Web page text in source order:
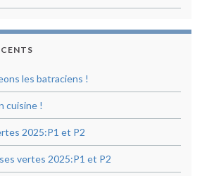
les batraciens !
cuisine !
2025:P1 et P2
vertes 2025:P1 et P2